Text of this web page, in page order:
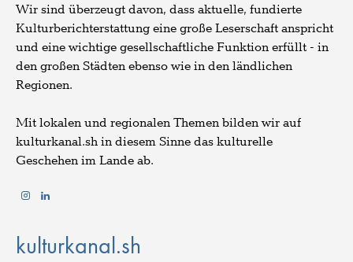
Wir sind überzeugt davon, dass aktuelle, fundierte
Kulturberichterstattung eine große Leserschaft anspricht
und eine wichtige gesellschaftliche Funktion erfüllt - in
den großen Städten ebenso wie in den ländlichen
Regionen.
Mit lokalen und regionalen Themen bilden wir auf
kulturkanal.sh in diesem Sinne das kulturelle
Geschehen im Lande ab.
kulturkanal.sh